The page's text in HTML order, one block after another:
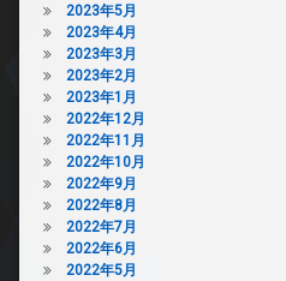
2023年5月
2023年4月
2023年3月
2023年2月
2023年1月
2022年12月
2022年11月
2022年10月
2022年9月
2022年8月
2022年7月
2022年6月
2022年5月